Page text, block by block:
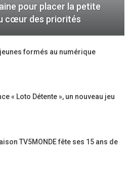
pour placer la petite
cœur des priorités
formés au numérique
« Loto Détente », un nouveau jeu
TV5MONDE fête ses 15 ans de